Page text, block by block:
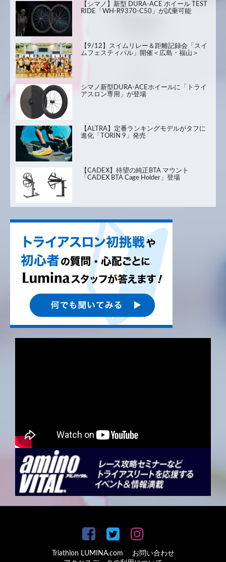
【シマノ】新型 DURA-ACE ホイール TEST
RIDE「WH-R9370-C50」が試乗可能
【9/12】スイムリレー＆距離記録会「スイ
ムフェスティバル」開催＜広島・福山＞
シマノ新型DURA-ACEホイールに「トライ
アスロン専用」が登場
【ALTRA】定番ランキングモデルがタフに
進化「TORIN 9」発売
【CADEX】待望の純正BTA マウント
「CADEX BTA Cage Holder」登場
Triathlon LUMINA.com
お問い合わせ